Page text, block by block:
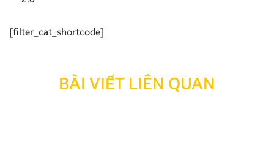
[filter_cat_shortcode]
BÀI VIẾT LIÊN QUAN